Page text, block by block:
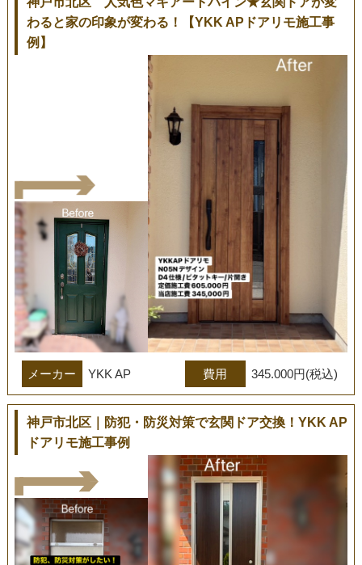
わると家の印象が変わる！【YKK APドアリモ施工事
例】
メーカー YKK AP 費用 345.000円(税込)
神戸市北区｜防犯・防災対策で玄関ドア交換！YKK AP
ドアリモ施工事例